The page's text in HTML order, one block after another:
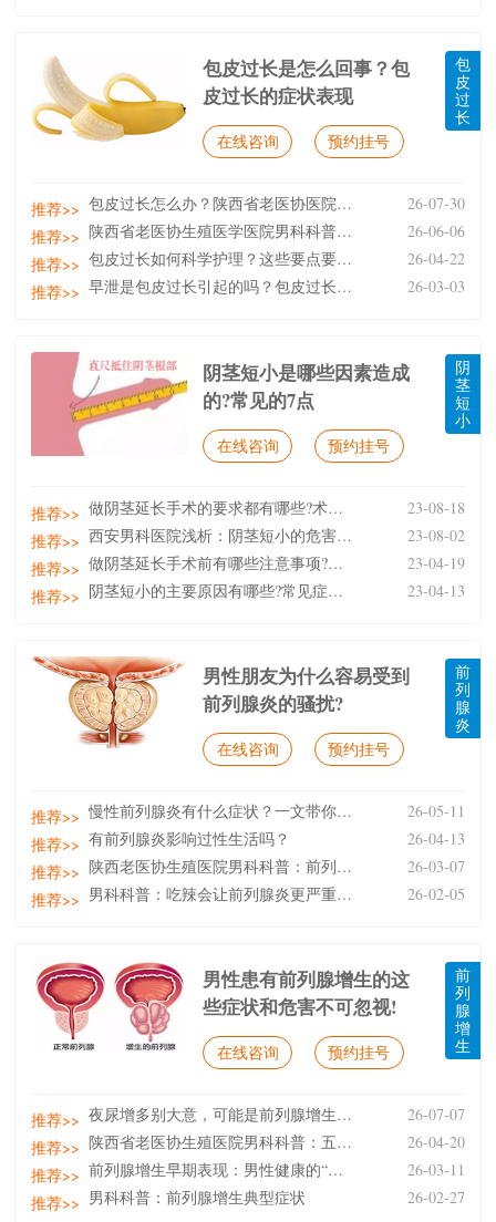
包皮过长是怎么回事？包
皮过长的症状表现
在线咨询 预约挂号
包
皮
过
长
推荐>> 包皮过长怎么办？陕西省老医协医院男科医生详解治疗方
26-07-30
推荐>>
陕西省老医协生殖医学医院男科科普：男性包皮包茎日常
26-06-06
推荐>>
包皮过长如何科学护理？这些要点要牢记
26-04-22
推荐>>
早泄是包皮过长引起的吗？包皮过长与早泄：关联几何？ 26-03-03
阴茎短小是哪些因素造成
的?常见的7点
在线咨询 预约挂号
阴
茎
短
小
推荐>> 做阴茎延长手术的要求都有哪些?术前有哪些准备工作?
23-08-18
推荐>>
西安男科医院浅析：阴茎短小的危害都有哪些表现?做延
23-08-02
推荐>>
做阴茎延长手术前有哪些注意事项?哪些人适合阴茎延长
23-04-19
推荐>>
阴茎短小的主要原因有哪些?常见症状都有哪些? 23-04-13
男性朋友为什么容易受到
前列腺炎的骚扰?
在线咨询 预约挂号
前
列
腺
炎
推荐>> 慢性前列腺炎有什么症状？一文带你了解
26-05-11
推荐>> 有前列腺炎影响过性生活吗？
26-04-13
推荐>>
陕西老医协生殖医院男科科普：前列腺炎的预防应注意些
26-03-07
推荐>>
男科科普：吃辣会让前列腺炎更严重吗？ 26-02-05
男性患有前列腺增生的这
些症状和危害不可忽视!
在线咨询 预约挂号
前
列
腺
增
生
推荐>> 夜尿增多别大意，可能是前列腺增生在“报警”
26-07-07
推荐>>
陕西省老医协生殖医院男科科普：五件事远离前列腺增生
26-04-20
推荐>>
前列腺增生早期表现：男性健康的“隐形警报”
26-03-11
推荐>> 男科科普：前列腺增生典型症状 26-02-27